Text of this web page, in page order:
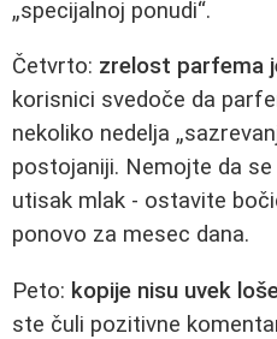
„specijalnoj ponudi“.
Četvrto: zrelost parfema
korisnici svedoče da
nekoliko nedelja
postojaniji. Nemojte da
utisak mlak - ostavite
ponovo za mesec dana.
Peto: kopije nisu uvek
ste čuli pozitivne